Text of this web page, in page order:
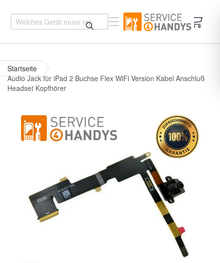
Startseite
Audio Jack für iPad 2 Buchse Flex WiFi Version Kabel Anschluß
Headset Kopfhörer